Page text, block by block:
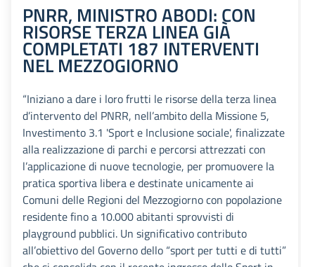
PNRR, MINISTRO ABODI: CON
RISORSE TERZA LINEA GIÀ
COMPLETATI 187 INTERVENTI
NEL MEZZOGIORNO
“Iniziano a dare i loro frutti le risorse della terza linea
d’intervento del PNRR, nell’ambito della Missione 5,
Investimento 3.1 'Sport e Inclusione sociale', finalizzate
alla realizzazione di parchi e percorsi attrezzati con
l’applicazione di nuove tecnologie, per promuovere la
pratica sportiva libera e destinate unicamente ai
Comuni delle Regioni del Mezzogiorno con popolazione
residente fino a 10.000 abitanti sprovvisti di
playground pubblici. Un significativo contributo
all’obiettivo del Governo dello “sport per tutti e di tutti”